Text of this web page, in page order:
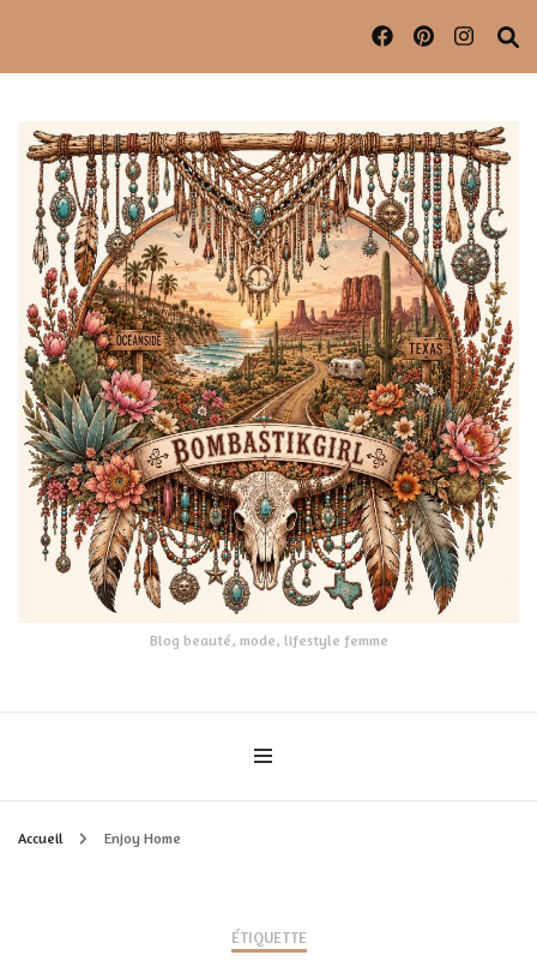
Blog beauté, mode, lifestyle femme
Accueil Enjoy Home
ÉTIQUETTE